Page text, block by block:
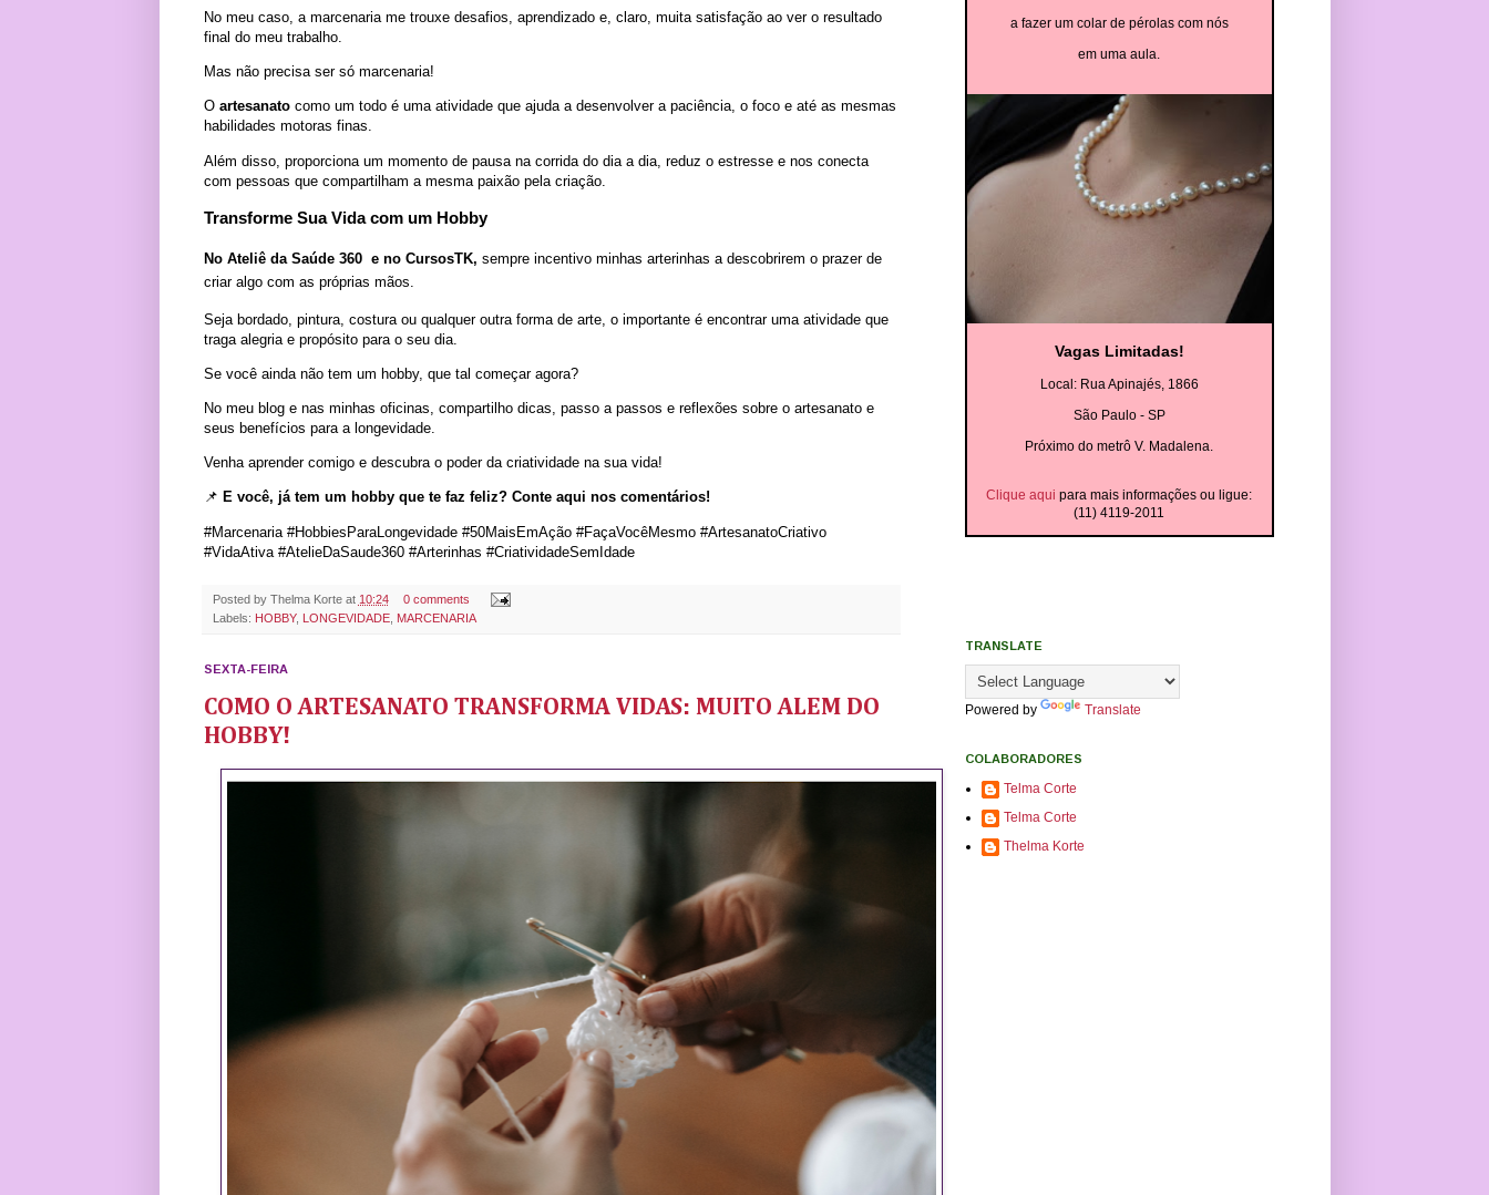
No meu caso, a marcenaria me trouxe desafios, aprendizado e, claro, muita satisfação ao ver o resultado
final do meu trabalho.
Mas não precisa ser só marcenaria!
O artesanatocomo um todo é uma atividade que ajuda a desenvolver a paciência, o foco e até as mesmas
habilidades motoras finas.
Além disso, proporciona um momento de pausa na corrida do dia a dia, reduz o estresse e nos conecta
com pessoas que compartilham a mesma paixão pela criação.
Transforme Sua Vida com um Hobby
No Ateliê da Saúde 360e no CursosTK, sempre incentivo minhas arterinhas a descobrirem o prazer de
criar algo com as próprias mãos.
Seja bordado, pintura, costura ou qualquer outra forma de arte, o importante é encontrar uma atividade que
traga alegria e propósito para o seu dia.
Se você ainda não tem um hobby, que tal começar agora?
No meu blog e nas minhas oficinas, compartilho dicas, passo a passos e reflexões sobre o artesanato e
seus benefícios para a longevidade.
Venha aprender comigo e descubra o poder da criatividade na sua vida!
📌 E você, já tem um hobby que te faz feliz? Conte aqui nos comentários!
#Marcenaria #HobbiesParaLongevidade #50MaisEmAção #FaçaVocêMesmo #ArtesanatoCriativo
#VidaAtiva #AtelieDaSaude360 #Arterinhas #CriatividadeSemIdade
Posted by Thelma Korte at 10:24
0 comments
Labels: HOBBY, LONGEVIDADE, MARCENARIA
SEXTA-FEIRA
COMO O ARTESANATO TRANSFORMA VIDAS: MUITO ALEM DO
HOBBY!
a fazer um colar de pérolas com nós
em uma aula.
Vagas Limitadas!
Local: Rua Apinajés, 1866
São Paulo - SP
Próximo do metrô V. Madalena.
Clique aqui para mais informações ou ligue:
(11) 4119-2011
TRANSLATE
Powered by Translate
COLABORADORES
Telma Corte
Telma Corte
Thelma Korte